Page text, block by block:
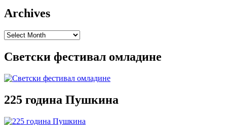
Archives
Archives
Светски фестивал омладине
225 година Пушкина